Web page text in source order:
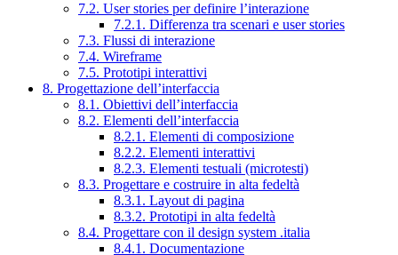
7.2. User stories per definire l’interazione
7.2.1. Differenza tra scenari e user stories
7.3. Flussi di interazione
7.4. Wireframe
7.5. Prototipi interattivi
8. Progettazione dell’interfaccia
8.1. Obiettivi dell’interfaccia
8.2. Elementi dell’interfaccia
8.2.1. Elementi di composizione
8.2.2. Elementi interattivi
8.2.3. Elementi testuali (microtesti)
8.3. Progettare e costruire in alta fedeltà
8.3.1. Layout di pagina
8.3.2. Prototipi in alta fedeltà
8.4. Progettare con il design system .italia
8.4.1. Documentazione